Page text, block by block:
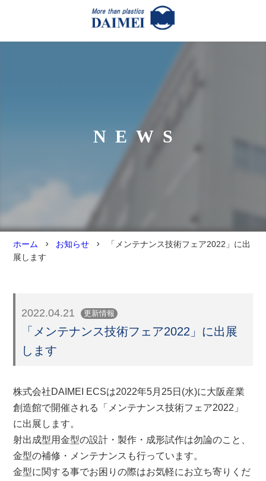
NEWS
ホーム お知らせ
「メンテナンス技術フェア2022」に出
展します
2022.04.21 更新情報
「メンテナンス技術フェア2022」に出展
します
株式会社DAIMEI ECSは2022年5月25日(水)に大阪産業
創造館で開催される「メンテナンス技術フェア2022」
に出展します。
射出成型用金型の設計・製作・成形試作は勿論のこと、
金型の補修・メンテナンスも行っています。
金型に関する事でお困りの際はお気軽にお立ち寄りくだ